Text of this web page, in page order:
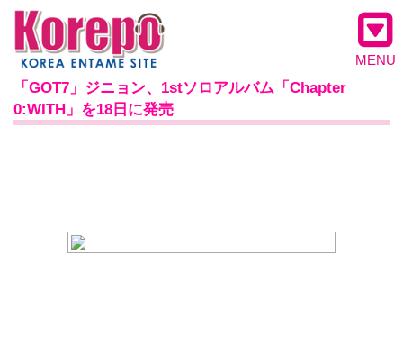
MENU
「GOT7」ジニョン、1stソロアルバム「Chapter
0:WITH」を18日に発売